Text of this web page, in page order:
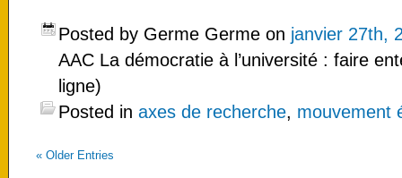
Posted by Germe Germe on janvier 27th,
AAC La démocratie à l’université : faire
ligne)
Posted in axes de recherche, mouvement
« Older Entries